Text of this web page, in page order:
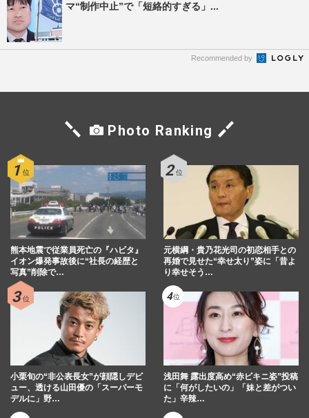
マ“制作中止”で「短絡的すぎる」...
Recommended by
Photo Ranking
熊本地震で従業員死亡の『ハビタ』
イオン爆発事故後に“社長の経歴と
写真”削除で…
元横綱・貴乃花光司の初恋相手との
再婚で見せた“幸せ太り”姿に「昔よ
り幸せそう…
小栗旬の“非公表長女”が顔隠しデビ
ュー、透ける山田優の「スーパーモ
デルに」野…
浅田舞 露出度高め“赤ビキニ姿”投稿
に「何がしたいの」「妹と差がつい
た」辛辣…